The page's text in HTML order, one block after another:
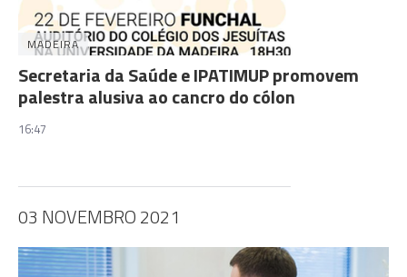
MADEIRA
Secretaria da Saúde e IPATIMUP promovem
palestra alusiva ao cancro do cólon
16:47
03 NOVEMBRO 2021